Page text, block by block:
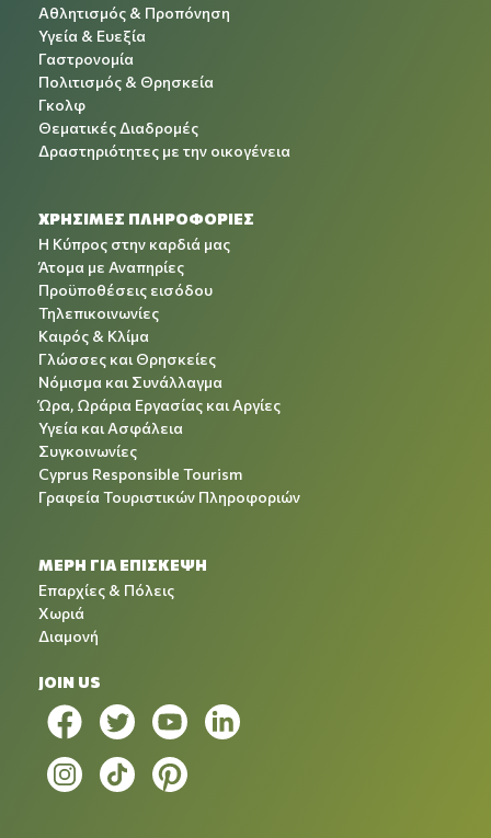
Αθλητισμός & Προπόνηση
Υγεία & Ευεξία
Γαστρονομία
Πολιτισμός & Θρησκεία
Γκολφ
Θεματικές Διαδρομές
Δραστηριότητες με την οικογένεια
ΧΡΉΣΙΜΕΣ ΠΛΗΡΟΦΟΡΊΕΣ
Η Κύπρος στην καρδιά μας
Άτομα με Αναπηρίες
Προϋποθέσεις εισόδου
Τηλεπικοινωνίες
Καιρός & Κλίμα
Γλώσσες και Θρησκείες
Νόμισμα και Συνάλλαγμα
Ώρα, Ωράρια Εργασίας και Αργίες
Υγεία και Ασφάλεια
Συγκοινωνίες
Cyprus Responsible Tourism
Γραφεία Τουριστικών Πληροφοριών
ΜΕΡΗ ΓΙΑ ΕΠΙΣΚΕΨΗ
Επαρχίες & Πόλεις
Χωριά
Διαμονή
JOIN US